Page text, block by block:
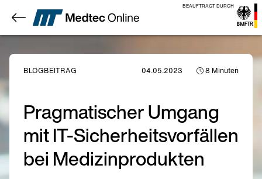
BEAUFTRAGT DURCH
BLOGBEITRAG 04.05.2023 8 Minuten
Pragmatischer Umgang
mit IT-Sicherheitsvorfällen
bei Medizinprodukten